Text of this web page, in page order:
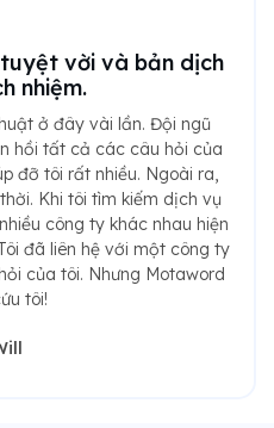
vời và bản dịch
nhiệm.
ở đây vài lần. Đội ngũ
hồi tất cả các câu hỏi của
đỡ tôi rất nhiều. Ngoài ra,
Khi tôi tìm kiếm dịch vụ
công ty khác nhau hiện
đã liên hệ với một công ty
của tôi. Nhưng Motaword
tôi!